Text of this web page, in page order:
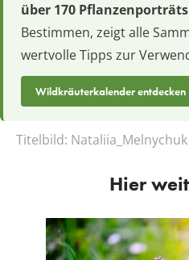
über 170 Pflanzenporträts
Bestimmen, zeigt alle
wertvolle Tipps zur
Wildkräuterkalender
Titelbild:
Hier